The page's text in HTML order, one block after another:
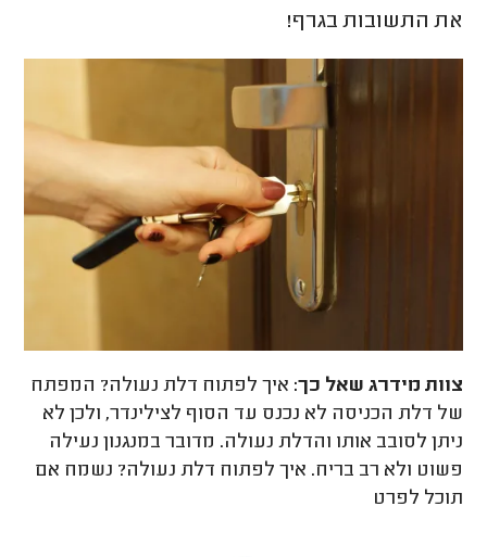
את התשובות בגרף!
צוות מידרג שאל כך: איך לפתוח דלת נעולה? המפתח
של דלת הכניסה לא נכנס עד הסוף לצילינדר, ולכן לא
ניתן לסובב אותו והדלת נעולה. מדובר במנגנון נעילה
פשוט ולא רב בריח. איך לפתוח דלת נעולה? נשמח אם
תוכל לפרט